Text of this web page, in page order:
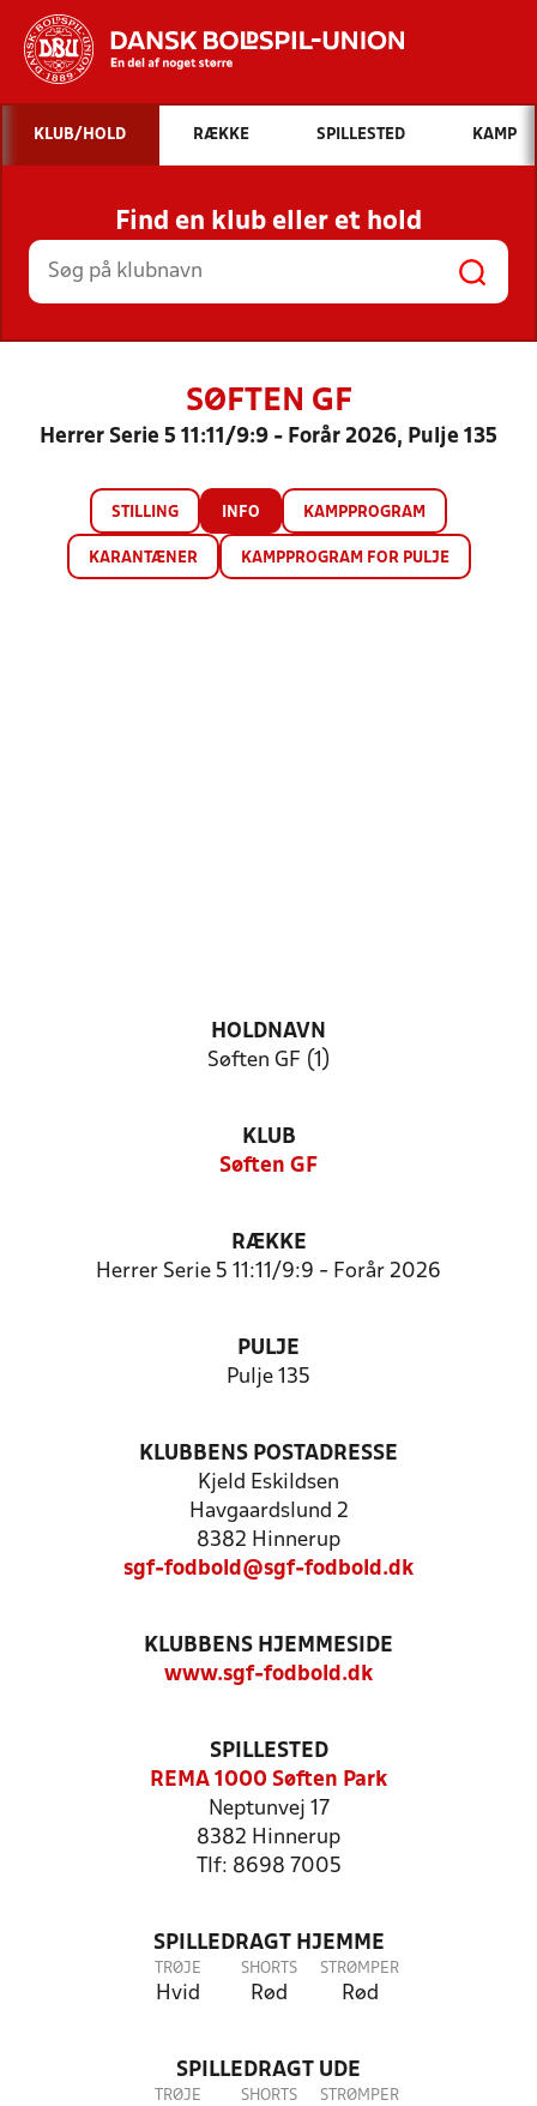
Hvad vil du søge efter?
INDHOLD OG NYHEDER
STILLINGER, RESULTATER, KLUBBER OG
HOLD
KLUB/HOLD RÆKKE SPILLESTED KAMP
Find en klub eller et hold
SØFTEN GF
Herrer Serie 5 11:11/9:9 - Forår 2026, Pulje 135
STILLING INFO KAMPPROGRAM
KARANTÆNER KAMPPROGRAM FOR PULJE
HOLDNAVN
Søften GF (1)
KLUB
Søften GF
RÆKKE
Herrer Serie 5 11:11/9:9 - Forår 2026
PULJE
Pulje 135
KLUBBENS POSTADRESSE
Kjeld Eskildsen
Havgaardslund 2
8382 Hinnerup
sgf-fodbold@sgf-fodbold.dk
KLUBBENS HJEMMESIDE
www.sgf-fodbold.dk
SPILLESTED
REMA 1000 Søften Park
Neptunvej 17
8382 Hinnerup
Tlf: 8698 7005
SPILLEDRAGT HJEMME
TRØJE
Hvid
SHORTS
Rød
STRØMPER
Rød
SPILLEDRAGT UDE
TRØJE SHORTS STRØMPER